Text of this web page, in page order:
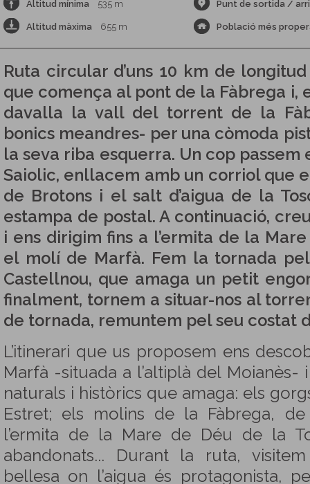
Altitud mínima 535 m Punt de sortida /
Altitud màxima 655 m Població més
Ruta circular d’uns 10 km de
que comença al pont de la Fàbrega i,
davalla la vall del torrent de la
bonics meandres- per una còmoda
la seva riba esquerra. Un cop
Saiolic, enllacem amb un corriol que
de Brotons i el salt d’aigua de la
estampa de postal. A continuació,
i ens dirigim fins a l’ermita de la
el molí de Marfà. Fem la tornada
Castellnou, que amaga un petit
finalment, tornem a situar-nos al
de tornada, remuntem pel seu costat
L’itinerari que us proposem ens
Marfà -situada a l’altiplà del Moianès-
naturals i històrics que amaga: els
Estret; els molins de la Fàbrega,
l’ermita de la Mare de Déu de la
abandonats... Durant la ruta,
bellesa on l’aigua és protagonista,